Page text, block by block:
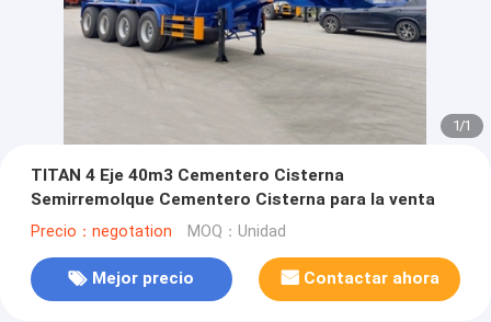
1/1
TITAN 4 Eje 40m3 Cementero Cisterna
Semirremolque Cementero Cisterna para la venta
Precio：negotation MOQ：Unidad
Mejor precio Contactar ahora